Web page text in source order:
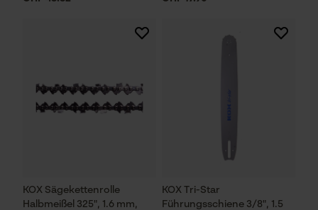
KOX Sägekettenrolle
Halbmeißel 325", 1.6 mm,
KOX Tri-Star
Führungsschiene 3/8", 1.5